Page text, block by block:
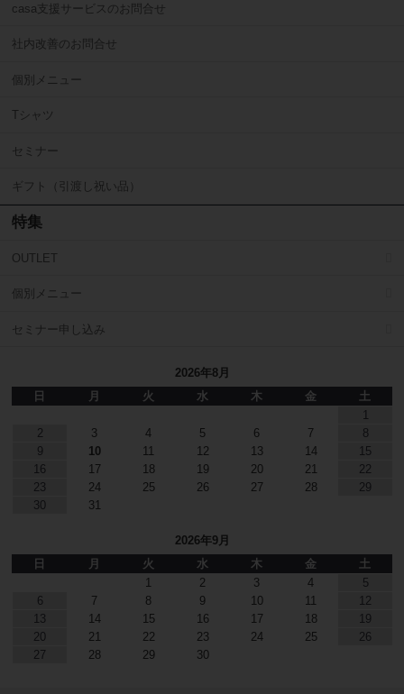
casa支援サービスのお問合せ
社内改善のお問合せ
個別メニュー
Tシャツ
セミナー
ギフト（引渡し祝い品）
特集
OUTLET
個別メニュー
セミナー申し込み
2026年8月
日
月 火 水 木 金
土
1
2
3 4 5 6 7
8
9
10 11 12 13 14
15
16
17 18 19 20 21
22
23
24 25 26 27 28
29
30
31
2026年9月
日
月 火 水 木 金
土
1
2 3 4
5
6
7 8 9 10 11
12
13
14 15 16 17 18
19
20
21 22 23 24 25
26
27
28 29 30